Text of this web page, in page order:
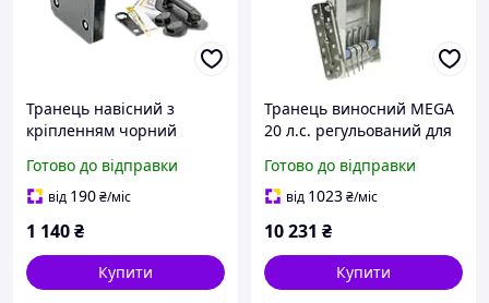
Транець навісний з
кріпленням чорний
Готово до відправки
від 190₴/міс
1 140₴
Купити
Транець виносний MEGA
20 л.с. регульований для
нержавіюча сталь Італія
40 кг 2-тактний та 4-
Готово до відправки
від 1023₴/міс
10 231 ₴
Купити